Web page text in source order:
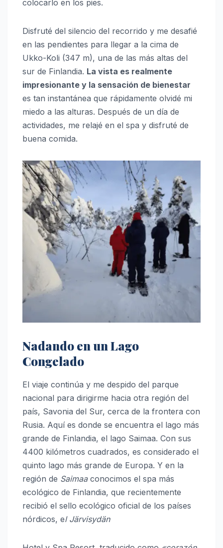
colocarlo en los pies.
Disfruté del silencio del recorrido y me desafié
en las pendientes para llegar a la cima de
Ukko-Koli (347 m), una de las más altas del
sur de Finlandia. La vista es realmente
impresionante y la sensación de bienestar
es tan instantánea que rápidamente olvidé mi
miedo a las alturas. Después de un día de
actividades, me relajé en el spa y disfruté de
buena comida.
Nadando en un Lago
Congelado
El viaje continúa y me despido del parque
nacional para dirigirme hacia otra región del
país, Savonia del Sur, cerca de la frontera con
Rusia. Aquí es donde se encuentra el lago más
grande de Finlandia, el lago Saimaa. Con sus
4400 kilómetros cuadrados, es considerado el
quinto lago más grande de Europa. Y en la
región de Saimaa conocimos el spa más
ecológico de Finlandia, que recientemente
recibió el sello ecológico oficial de los países
nórdicos, el Järvisydän